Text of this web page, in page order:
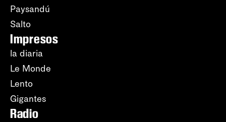
Paysandú
Salto
Impresos
la diaria
Le Monde
Lento
Gigantes
Radio